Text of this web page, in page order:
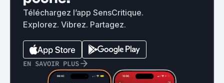
Téléchargez l’app SensCritique.
Explorez. Vibrez. Partagez.
EN SAVOIR PLUS